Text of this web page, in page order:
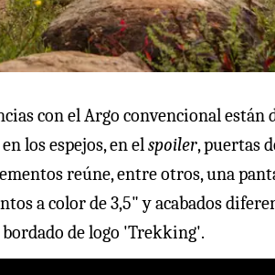
con el Argo convencional están
los espejos, en el spoiler, puertas
reúne, entre otros, una
a color de 3,5" y acabados
bordado de logo 'Trekking'.